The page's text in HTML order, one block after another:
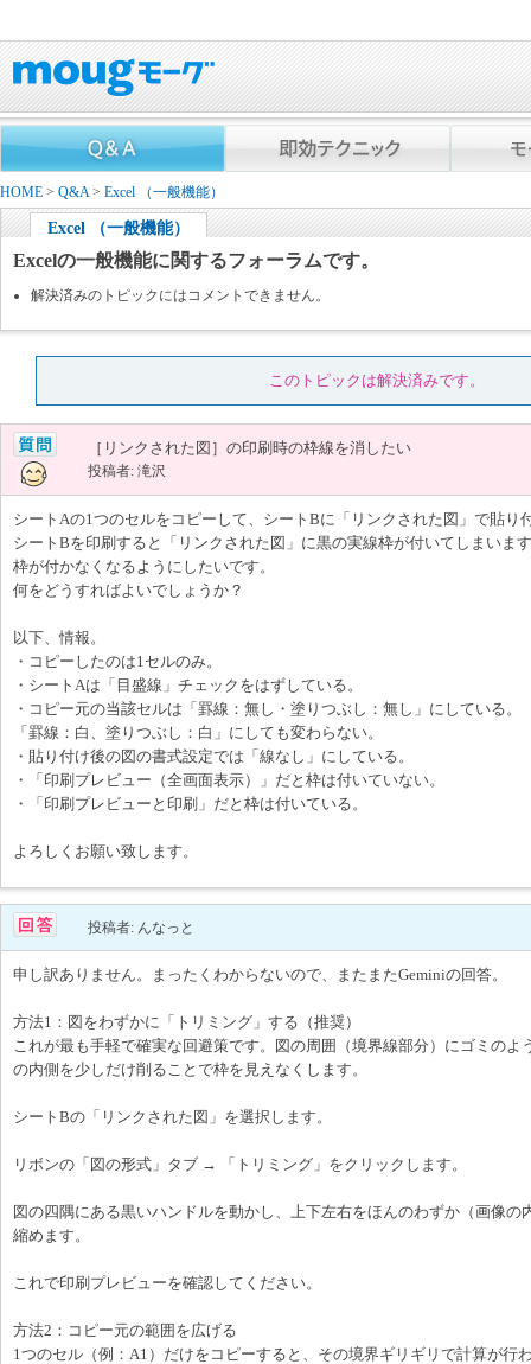
HOME > Q&A> Excel （一般機能）
Excel （一般機能）
Excelの一般機能に関するフォーラムです。
解決済みのトピックにはコメントできません。
このトピックは解決済みです。
［リンクされた図］の印刷時の枠線を消したい
投稿者: 滝沢
シートAの1つのセルをコピーして、シートBに「リンクされた図」で貼り
シートBを印刷すると「リンクされた図」に黒の実線枠が付いてしまいま
枠が付かなくなるようにしたいです。
何をどうすればよいでしょうか？
以下、情報。
・コピーしたのは1セルのみ。
・シートAは「目盛線」チェックをはずしている。
・コピー元の当該セルは「罫線：無し・塗りつぶし：無し」にしている。
「罫線：白、塗りつぶし：白」にしても変わらない。
・貼り付け後の図の書式設定では「線なし」にしている。
・「印刷プレビュー（全画面表示）」だと枠は付いていない。
・「印刷プレビューと印刷」だと枠は付いている。
よろしくお願い致します。
投稿者: んなっと
申し訳ありません。まったくわからないので、またまたGeminiの回答。
方法1：図をわずかに「トリミング」する（推奨）
これが最も手軽で確実な回避策です。図の周囲（境界線部分）にゴミのよ
の内側を少しだけ削ることで枠を見えなくします。
シートBの「リンクされた図」を選択します。
リボンの「図の形式」タブ → 「トリミング」をクリックします。
図の四隅にある黒いハンドルを動かし、上下左右をほんのわずか（画像の
縮めます。
これで印刷プレビューを確認してください。
方法2：コピー元の範囲を広げる
1つのセル（例：A1）だけをコピーすると、その境界ギリギリで計算が行